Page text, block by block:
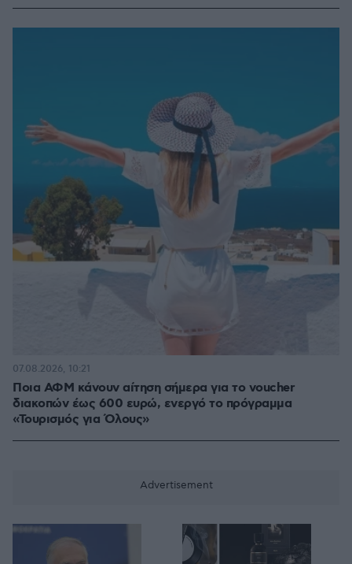
Ποια ΑΦΜ κάνουν αίτηση σήμερα για το voucher
διακοπών έως 600 ευρώ, ενεργό το πρόγραμμα
«Τουρισμός για Όλους»
07.08.2026, 10:21